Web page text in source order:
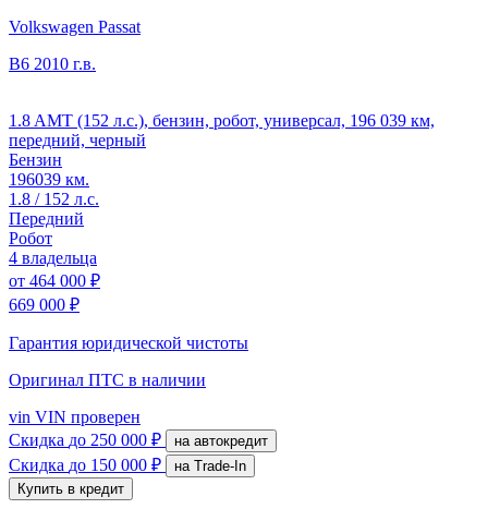
Volkswagen Passat
B6 2010 г.в.
1.8 AMT (152 л.с.), бензин, робот, универсал, 196 039 км,
передний, черный
Бензин
196039 км.
1.8 / 152 л.с.
Передний
Робот
4 владельца
от 464 000 ₽
669 000 ₽
Гарантия юридической чистоты
Оригинал ПТС в наличии
vin VIN проверен
Скидка до 250 000 ₽ на автокредит
Скидка до 150 000 ₽
на Trade-In
Купить в кредит